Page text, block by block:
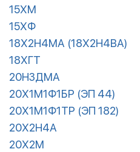
15ХМ
15ХФ
18Х2Н4МА (18Х2Н4ВА)
18ХГТ
20Н3ДМА
20Х1М1Ф1БР (ЭП 44)
20Х1М1Ф1ТР (ЭП 182)
20Х2Н4А
20Х2М